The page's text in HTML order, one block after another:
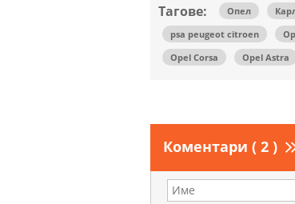
Тагове: Опел
psa peugeot citroen
Opel Corsa
Opel Astra
Коментари ( 2 )